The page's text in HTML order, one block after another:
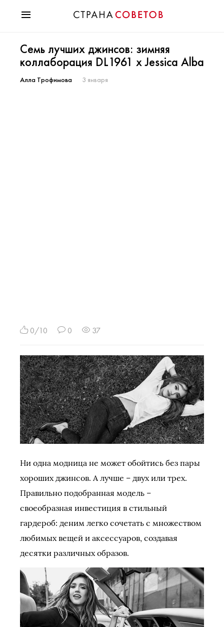
Мода
Звезды
Гороскопы
Семь лучших джинсов: зимняя
коллаборация DL1961 x Jessica Alba
Алла Трофимова 3 января
0/10 0 37
Ни одна модница не может обойтись без пары
хороших джинсов. А лучше – двух или трех.
Правильно подобранная модель –
своеобразная инвестиция в стильный
гардероб: деним легко сочетать с множеством
любимых вещей и аксессуаров, создавая
десятки различных образов.